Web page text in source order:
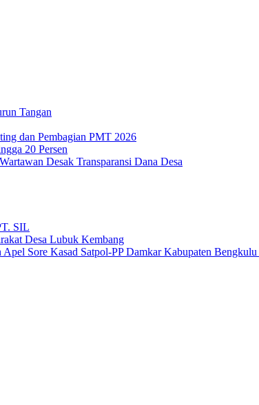
Tangan
dan Pembagian PMT 2026
20 Persen
Desak Transparansi Dana Desa
SIL
Desa Lubuk Kembang
Apel Sore Kasad Satpol-PP Damkar Kabupaten Bengkulu